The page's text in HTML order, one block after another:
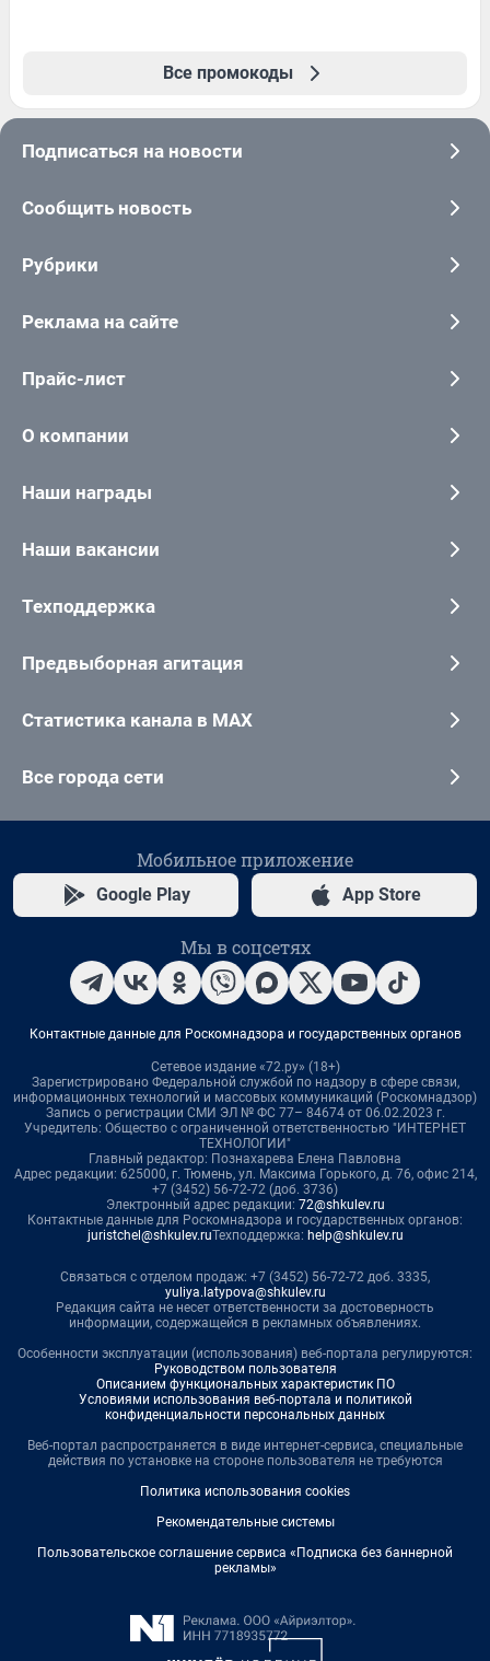
Все промокоды
Подписаться на новости
Сообщить новость
Рубрики
Реклама на сайте
Прайс-лист
О компании
Наши награды
Наши вакансии
Техподдержка
Предвыборная агитация
Статистика канала в MAX
Все города сети
Мобильное приложение
Google Play App Store
Мы в соцсетях
Контактные данные для Роскомнадзора и государственных органов
Сетевое издание «72.ру» (18+)
Зарегистрировано Федеральной службой по надзору в сфере связи,
информационных технологий и массовых коммуникаций (Роскомнадзор)
Запись о регистрации СМИ ЭЛ № ФС 77– 84674 от 06.02.2023 г.
Учредитель: Общество с ограниченной ответственностью "ИНТЕРНЕТ
ТЕХНОЛОГИИ"
Главный редактор: Познахарева Елена Павловна
Адрес редакции: 625000, г. Тюмень, ул. Максима Горького, д. 76, офис 214,
+7 (3452) 56-72-72 (доб. 3736)
Электронный адрес редакции: 72@shkulev.ru
Контактные данные для Роскомнадзора и государственных органов:
juristchel@shkulev.ruТехподдержка: help@shkulev.ru
Связаться с отделом продаж: +7 (3452) 56-72-72 доб. 3335,
yuliya.latypova@shkulev.ru
Редакция сайта не несет ответственности за достоверность
информации, содержащейся в рекламных объявлениях.
Особенности эксплуатации (использования) веб-портала регулируются:
Руководством пользователя
Описанием функциональных характеристик ПО
Условиями использования веб-портала и политикой
конфиденциальности персональных данных
Веб-портал распространяется в виде интернет-сервиса, специальные
действия по установке на стороне пользователя не требуются
Политика использования cookies
Рекомендательные системы
Пользовательское соглашение сервиса «Подписка без баннерной
рекламы»